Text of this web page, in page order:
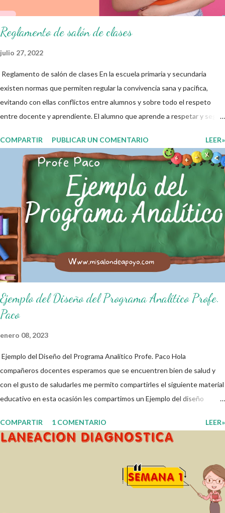
Reglamento de salón de clases
julio 27, 2022
Reglamento de salón de clases En la escuela primaria y secundaria
existen normas que permiten regular la convivencia sana y pacifica,
evitando con ellas conflictos entre alumnos y sobre todo el respeto
entre docente y aprendiente. El alumno que aprende a respetar y seguir
entiende las consecuencias de sus acciones, es por eso que el objetivo
fundamental de las normas de clases o reglamento de aula buscan
formar aprendientes que desde pequeños, entiendan, analizan y
practiquen las grandes responsabilidades que conlleva ser un buen
ciudadano. A continuación les compartimos algunos ejemplos de reglas
de salón de clases: 1. Cumplo con mis tareas y trabajos. 2. Cuidado mi
higiene personal. 3. Levanto la mano para hablar. 4. Pido permiso para
ir al baño 5. Deposito la basura en su lugar. 6. Cumplo con mis útiles
esc...
COMPARTIR PUBLICAR UN COMENTARIO LEER»
Ejemplo del Diseño del Programa Analítico Profe.
Paco
enero 08, 2023
Ejemplo del Diseño del Programa Analítico Profe. Paco Hola
compañeros docentes esperamos que se encuentren bien de salud y
con el gusto de saludarles me permito compartirles el siguiente material
educativo en esta ocasión les compartimos un Ejemplo del diseño
fortalecer los procesos de enseñanza y aprendizaje para que los
alumnos alcacen los niveles de logro educativo. Gracias por seguir a
diferentes materiales que hacen que todo esto sea posible,
recordándoles que nosotros solo los compartimos con fines educativos,
didácticos e informativos. ☺️ Obtén documento completo aquí 👇👇 👇
COMPARTIR 1 COMENTARIO LEER»